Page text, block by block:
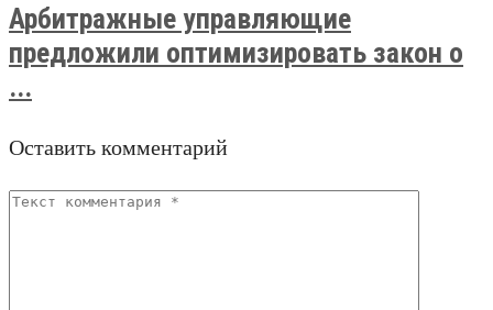
Арбитражные управляющие
предложили оптимизировать закон о
...
Оставить комментарий